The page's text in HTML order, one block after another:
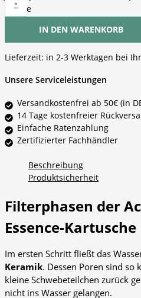
-
Menge
IN DEN WARENKORB
Lieferzeit: in 2-3 Werktagen bei
Unsere Serviceleistungen
Versandkostenfrei ab 50€ (in
14 Tage kostenfreier
Einfache Ratenzahlung
Zertifizierter Fachhändler
Beschreibung
Produktsicherheit
Filterphasen der
Essence-Kartusche
Im ersten Schritt fließt das
Keramik. Dessen Poren sind so
kleine Schwebeteilchen zurück
nicht ins Wasser gelangen.